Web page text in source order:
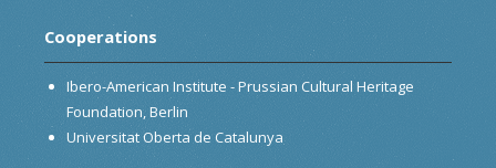
Cooperations
Ibero-American Institute - Prussian Cultural Heritage
Foundation, Berlin
Universitat Oberta de Catalunya